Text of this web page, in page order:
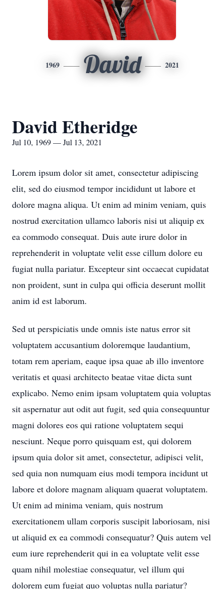
1969 David 2021
David Etheridge
Jul 10, 1969 — Jul 13, 2021
Lorem ipsum dolor sit amet, consectetur adipiscing
elit, sed do eiusmod tempor incididunt ut labore et
dolore magna aliqua. Ut enim ad minim veniam, quis
nostrud exercitation ullamco laboris nisi ut aliquip ex
ea commodo consequat. Duis aute irure dolor in
reprehenderit in voluptate velit esse cillum dolore eu
fugiat nulla pariatur. Excepteur sint occaecat cupidatat
non proident, sunt in culpa qui officia deserunt mollit
anim id est laborum.
Sed ut perspiciatis unde omnis iste natus error sit
voluptatem accusantium doloremque laudantium,
totam rem aperiam, eaque ipsa quae ab illo inventore
veritatis et quasi architecto beatae vitae dicta sunt
explicabo. Nemo enim ipsam voluptatem quia voluptas
sit aspernatur aut odit aut fugit, sed quia consequuntur
magni dolores eos qui ratione voluptatem sequi
nesciunt. Neque porro quisquam est, qui dolorem
ipsum quia dolor sit amet, consectetur, adipisci velit,
sed quia non numquam eius modi tempora incidunt ut
labore et dolore magnam aliquam quaerat voluptatem.
Ut enim ad minima veniam, quis nostrum
exercitationem ullam corporis suscipit laboriosam, nisi
ut aliquid ex ea commodi consequatur? Quis autem vel
eum iure reprehenderit qui in ea voluptate velit esse
quam nihil molestiae consequatur, vel illum qui
dolorem eum fugiat quo voluptas nulla pariatur?